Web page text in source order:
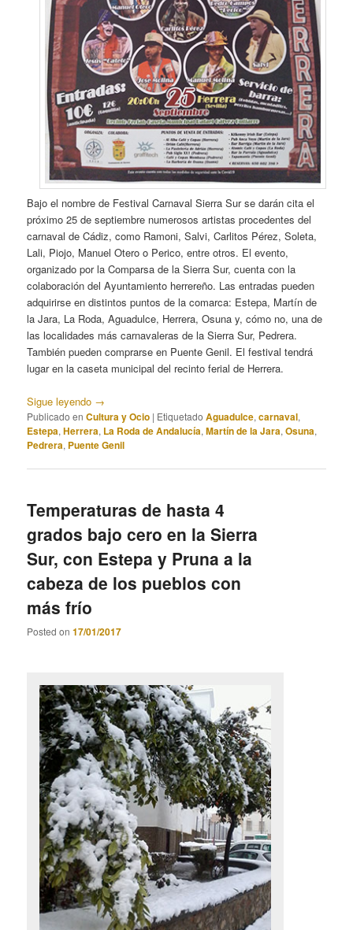
Bajo el nombre de Festival Carnaval Sierra Sur se darán cita el
próximo 25 de septiembre numerosos artistas procedentes del
carnaval de Cádiz, como Ramoni, Salvi, Carlitos Pérez, Soleta,
Lali, Piojo, Manuel Otero o Perico, entre otros. El evento,
organizado por la Comparsa de la Sierra Sur, cuenta con la
colaboración del Ayuntamiento herrereño. Las entradas pueden
adquirirse en distintos puntos de la comarca: Estepa, Martín de
la Jara, La Roda, Aguadulce, Herrera, Osuna y, cómo no, una de
las localidades más carnavaleras de la Sierra Sur, Pedrera.
También pueden comprarse en Puente Genil. El festival tendrá
lugar en la caseta municipal del recinto ferial de Herrera.
Sigue leyendo →
Publicado en Cultura y Ocio | Etiquetado Aguadulce,carnaval,
Estepa,Herrera, La Roda de Andalucía,Martín de la Jara,Osuna,
Pedrera, Puente Genil
Temperaturas de hasta 4
grados bajo cero en la Sierra
Sur, con Estepa y Pruna a la
cabeza de los pueblos con
más frío
Posted on17/01/2017